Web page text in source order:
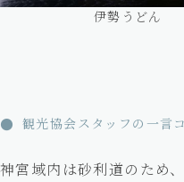
伊勢うどん
観光協会スタッフの一言
神宮域内は砂利道のため